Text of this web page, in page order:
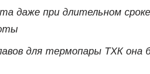
даже при длительном
для термопары ТХК она